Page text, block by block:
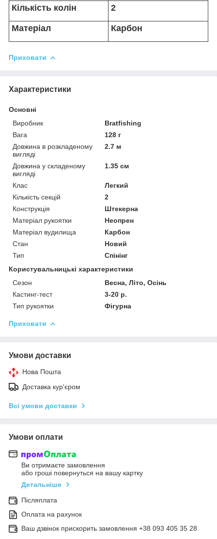
Кількість колін 2
Матеріал Карбон
Приховати
Характеристики
Основні
Виробник
Bratfishing
Вага
128 г
Довжина в розкладеному
вигляді
2.7 м
Довжина у складеному
вигляді
1.35 см
Клас
Легкий
Кількість секцій
2
Конструкція
Штекерна
Матеріал рукоятки
Неопрен
Матеріал вудилища
Карбон
Стан
Новий
Тип
Спінінг
Користувальницькі характеристики
Сезон
Весна, Літо, Осінь
Кастинг-тест
3-20 р.
Тип рукоятки
Фігурна
Приховати
Умови доставки
Нова Пошта
Доставка кур'єром
Всі умови доставки
Умови оплати
Ви отримаєте замовлення
або гроші повернуться на вашу картку
Детальніше
Післяплата
Оплата на рахунок
Ваш дзвінок прискорить замовлення +38 093 405 35 28